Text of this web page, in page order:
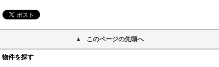
このページの先頭へ
物件を探す